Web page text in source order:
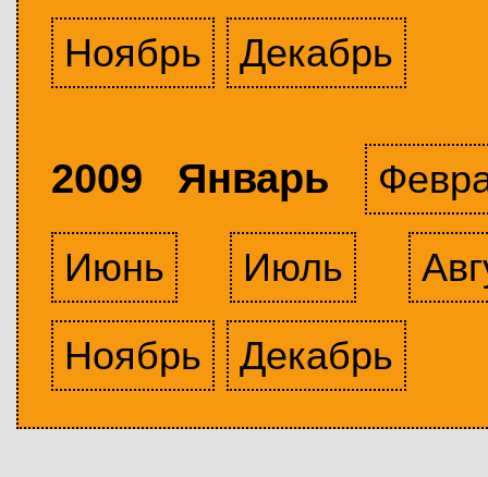
Ноябрь
Декабрь
2009 Январь
Июнь
Июль
Ноябрь
Декабрь